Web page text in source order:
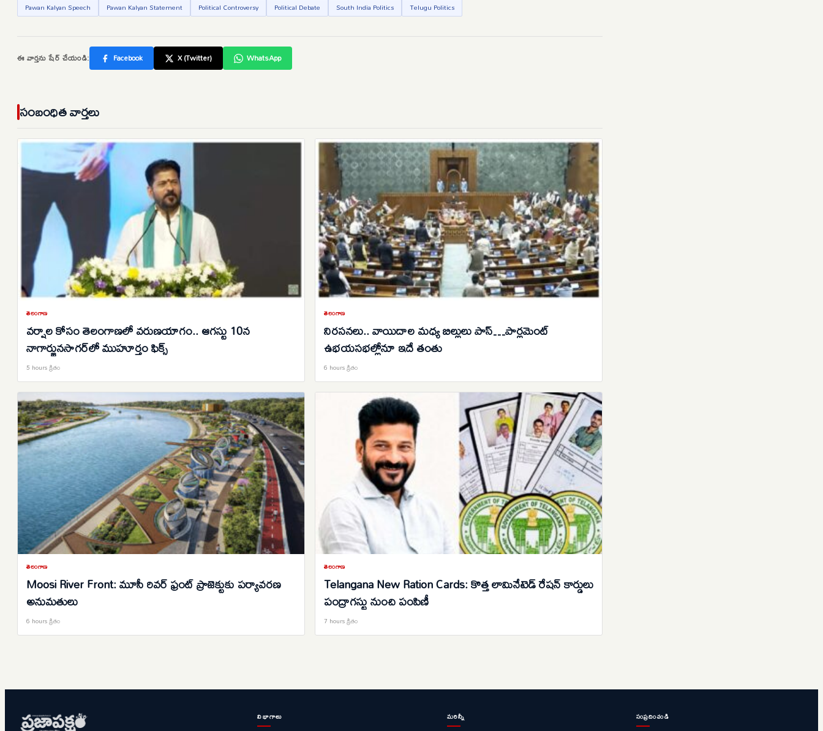
Pawan Kalyan Speech
Pawan Kalyan Statement Political Controversy Political Debate South India Politics Telugu Politics
ఈ వార్తను షేర్ చేయండి: Facebook X (Twitter) WhatsApp
సంబంధిత వార్తలు
తెలంగాణ
వర్షాల కోసం తెలంగాణలో వరుణయాగం.. ఆగస్టు 10న
నాగార్జునసాగర్‌లో ముహూర్తం ఫిక్స్
5 hours క్రితం
తెలంగాణ
నిరసనలు.. వాయిదాల మధ్య బిల్లులు పాస్…పార్లమెంట్
ఉభయసభల్లోనూ ఇదే తంతు
6 hours క్రితం
తెలంగాణ
Moosi River Front: మూసీ రివర్ ఫ్రంట్ ప్రాజెక్టుకు పర్యావరణ
అనుమతులు
6 hours క్రితం
తెలంగాణ
Telangana New Ration Cards: కొత్త లామినేటెడ్ రేషన్ కార్డులు
పంద్రాగస్టు నుంచి పంపిణీ
7 hours క్రితం
విభాగాలు మరిన్నీ సంప్రదించండి